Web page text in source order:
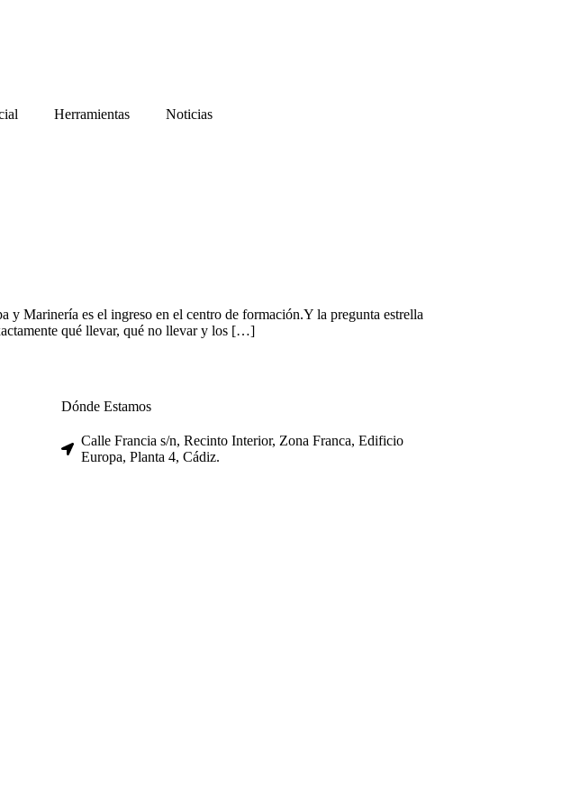
Herramientas Noticias
y Marinería es el ingreso en el centro de formación.Y la pregunta estrella
qué llevar, qué no llevar y los […]
Dónde Estamos
Calle Francia s/n, Recinto Interior, Zona Franca, Edificio
Europa, Planta 4, Cádiz.